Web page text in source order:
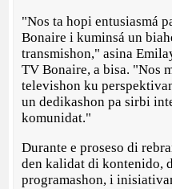
"Nos ta hopi entusiasmá
Bonaire i kuminsá un
transmishon," asina
TV Bonaire, a bisa. "Nos
televishon ku
un dedikashon pa sirbi
komunidat."
Durante e proseso di
den kalidat di kontenido,
programashon, i